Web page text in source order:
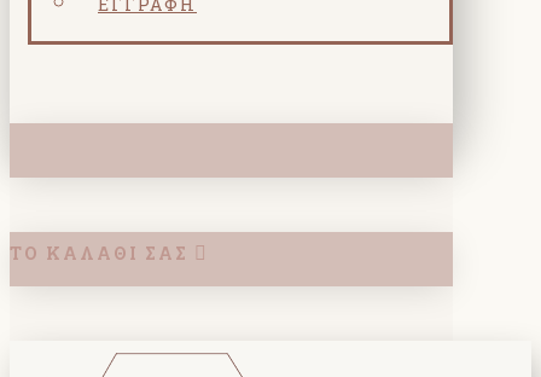
ΤΟ ΚΑΛΆΘΙ ΣΑΣ